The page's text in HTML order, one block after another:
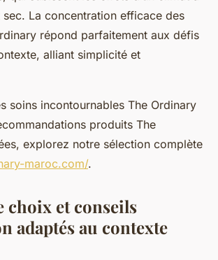
La concentration efficace des
répond parfaitement aux défis
alliant simplicité et
soins incontournables The Ordinary
produits The
explorez notre sélection complète
maroc.com/.
choix et conseils
adaptés au contexte